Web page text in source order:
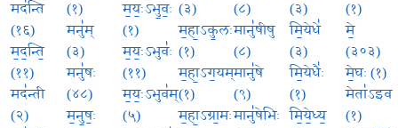
मद॑न्ति
(१६)
म॒द॒न्ति॒
(११)
मद॑न्ती
(२)
(१)
मनु॑म्
(३)
मनु॑षः
(४८)
म॒नु॒षः॒
म॒यः॒ऽभु॒वः॒
(१)
म॒यः॒ऽभुवः॑
(११)
म॒यः॒ऽभुव॑म्
(५)
(३)
म॒हा॒ऽकु॒लः
(१)
म॒हा॒ऽग॒यम्
(१)
म॒हा॒ऽग्रा॒मः
(८)
मानु॑षीषु
(८)
मानु॑षे
(९)
मानु॑षेभिः
(३)
मि॒येधे॑
(३)
मि॒येधैः॑
(१)
मि॒ये॒ध्य॒
(१)
मे॒
(३०३)
मे॒घः (१)
मेता॑ऽइव
(१)